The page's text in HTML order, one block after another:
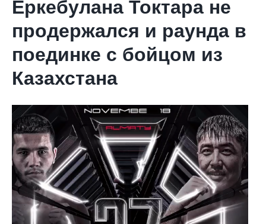
Еркебулана Токтара не
продержался и раунда в
поединке с бойцом из
Казахстана